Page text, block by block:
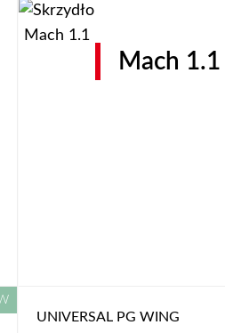
Mach 1.1
UNIVERSAL PG WING